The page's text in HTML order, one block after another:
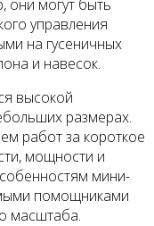
они могут быть
управления
на гусеничных
и навесок.
высокой
размерах.
работ за короткое
мощности и
мини-
помощниками
масштаба.